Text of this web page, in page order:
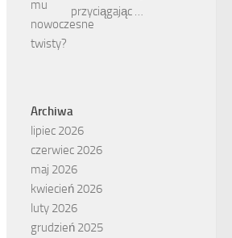
przyciągając …
Archiwa
lipiec 2026
czerwiec 2026
maj 2026
kwiecień 2026
luty 2026
grudzień 2025